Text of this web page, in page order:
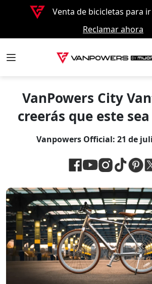
Venta de bicicletas para
Reclamar ahora
VanPowers City
creerás que este
Vanpowers Official: 21 de